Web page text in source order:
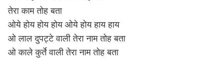
तेरा काम तोह बता
ओये होय होय होय ओये होय हाय हाय
ओ लाल दुपट्टे वाली तेरा नाम तोह बता
ओ काले कुर्ते वाली तेरा नाम तोह बता